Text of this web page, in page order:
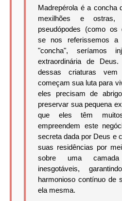
Madrepérola é a concha
mexilhões e
pseudópodes (como os
se nos referissemos a
"concha", seríamos
extraordinária de Deus.
dessas criaturas
começam sua luta para
eles precisam de
preservar sua pequena
que eles têm
empreendem este
secreta dada por Deus e
suas residências por
sobre uma
inesgotáveis,
harmonioso contínuo de
ela mesma.